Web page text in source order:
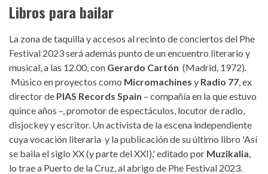
Libros para bailar
La zona de taquilla y accesos al recinto de conciertos del Phe
Festival 2023 será además punto de un encuentro literario y
musical, a las 12.00, con Gerardo Cartón (Madrid, 1972).
Músico en proyectos como Micromachines y Radio 77, ex
director de PIAS Records Spain – compañía en la que estuvo
quince años –, promotor de espectáculos, locutor de radio,
disjockey y escritor. Un activista de la escena independiente
cuya vocación literaria y la publicación de su último libro 'Así
se baila el siglo XX (y parte del XXI),' editado por Muzikalia,
lo trae a Puerto de la Cruz, al abrigo de Phe Festival 2023.